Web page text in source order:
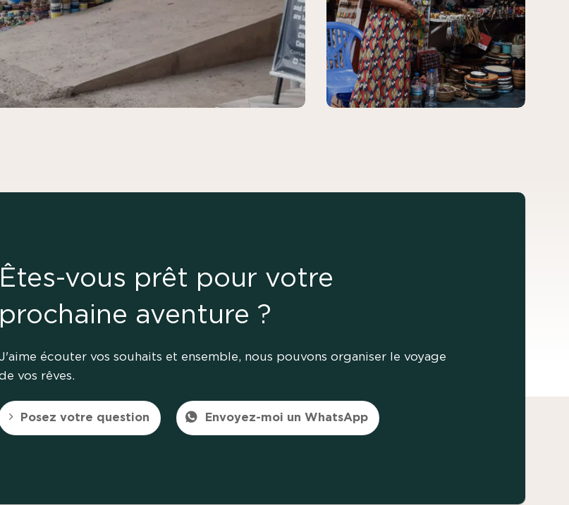
Êtes-vous prêt pour votre
prochaine aventure ?
J'aime écouter vos souhaits et ensemble, nous pouvons organiser le voyage
vos rêves.
Posez votre question Envoyez-moi un WhatsApp